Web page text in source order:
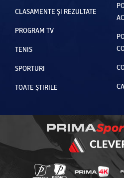
CLASAMENTE ȘI REZULTATE
PROGRAM TV
TENIS
SPORTURI
TOATE ȘTIRILE